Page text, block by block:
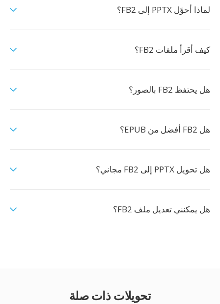
لماذا أحوّل PPTX إلى FB2؟
كيف أقرأ ملفات FB2؟
هل يحتفظ FB2 بالصور؟
هل FB2 أفضل من EPUB؟
هل تحويل PPTX إلى FB2 مجاني؟
هل يمكنني تعديل ملف FB2؟
تحويلات ذات صلة